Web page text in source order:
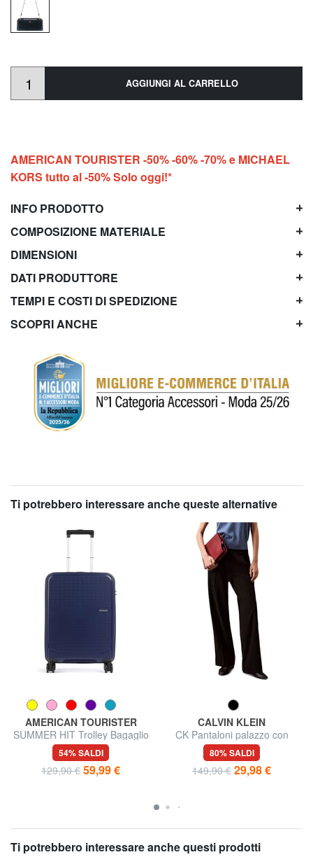
AGGIUNGI AL CARRELLO
AMERICAN TOURISTER -50% -60% -70% e MICHAEL
KORS tutto al -50% Solo oggi!*
INFO PRODOTTO
COMPOSIZIONE MATERIALE
DIMENSIONI
DATI PRODUTTORE
TEMPI E COSTI DI SPEDIZIONE
SCOPRI ANCHE
Ti potrebbero interessare anche queste alternative
AMERICAN TOURISTER
SUMMER HIT Trolley Bagaglio
a Mano
54% SALDI
129,90 € 59,99 €
CALVIN KLEIN
CK Pantaloni palazzo con
pence
80% SALDI
149,90 € 29,98 €
Ti potrebbero interessare anche questi prodotti